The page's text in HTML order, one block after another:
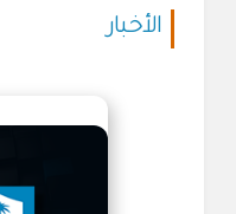
الأخبار